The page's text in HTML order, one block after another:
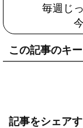
毎週じ
この記事のキ
記事をシェア